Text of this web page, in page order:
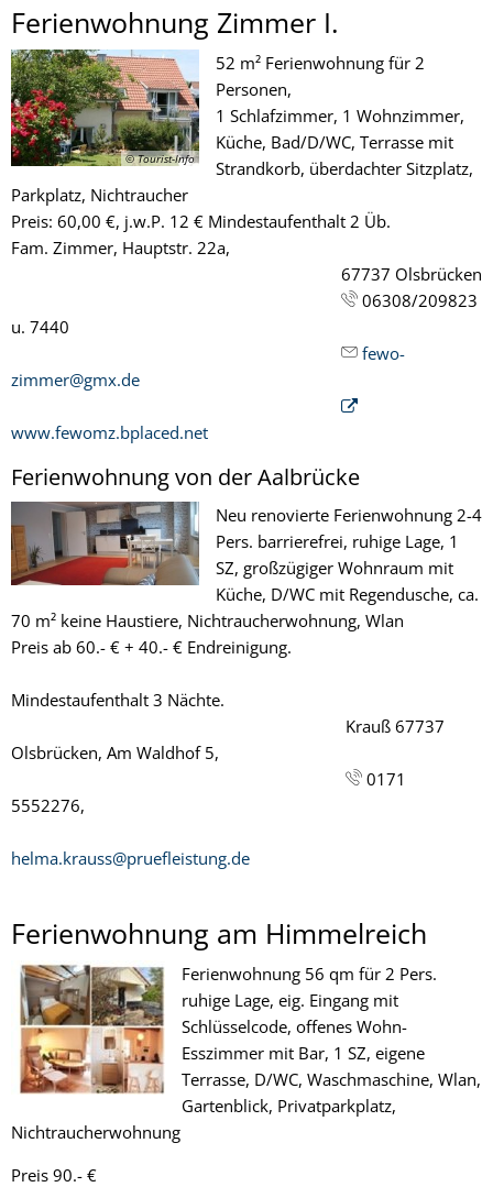
Ferienwohnung Zimmer I.
© Tourist-Info
52 m² Ferienwohnung für 2
Personen,
1 Schlafzimmer, 1 Wohnzimmer,
Küche, Bad/D/WC, Terrasse mit
Strandkorb, überdachter Sitzplatz,
Parkplatz, Nichtraucher
Preis: 60,00 €, j.w.P. 12 € Mindestaufenthalt 2 Üb.
Fam. Zimmer, Hauptstr. 22a,
67737 Olsbrücken
06308/209823
u. 7440
fewo-
zimmer@gmx.de
www.fewomz.bplaced.net
Ferienwohnung von der Aalbrücke
Neu renovierte Ferienwohnung 2-4
Pers. barrierefrei, ruhige Lage, 1
SZ, großzügiger Wohnraum mit
Küche, D/WC mit Regendusche, ca.
70 m² keine Haustiere, Nichtraucherwohnung, Wlan
Preis ab 60.- € + 40.- € Endreinigung.
Mindestaufenthalt 3 Nächte.
Krauß 67737
Olsbrücken, Am Waldhof 5,
0171
5552276,
helma.krauss@pruefleistung.de
Ferienwohnung am Himmelreich
Ferienwohnung 56 qm für 2 Pers.
ruhige Lage, eig. Eingang mit
Schlüsselcode, offenes Wohn-
Esszimmer mit Bar, 1 SZ, eigene
Terrasse, D/WC, Waschmaschine, Wlan,
Gartenblick, Privatparkplatz,
Nichtraucherwohnung
Preis 90.- €